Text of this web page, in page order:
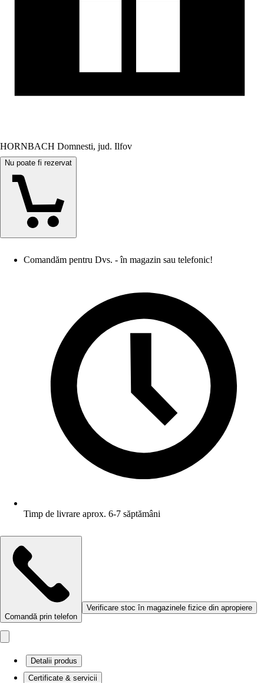
HORNBACH Domnesti, jud. Ilfov
Nu poate fi rezervat
Comandăm pentru Dvs. - în magazin sau telefonic!
Timp de livrare aprox. 6-7 săptămâni
Comandă prin telefon
Verificare stoc în magazinele fizice din apropiere
Detalii produs
Certificate & servicii